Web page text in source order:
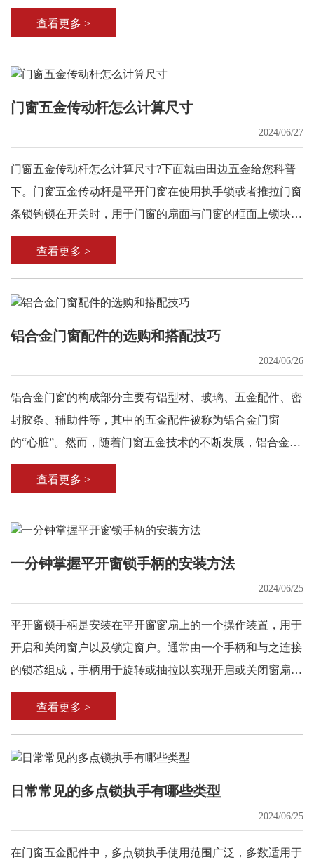
为提升推拉窗的核心部件，其选择直接影响着窗户的使用体
验和寿命。
查看更多 >
门窗五金传动杆怎么计算尺寸
2024/06/27
门窗五金传动杆怎么计算尺寸?下面就由田边五金给您科普
下。门窗五金传动杆是平开门窗在使用执手锁或者推拉门窗
条锁钩锁在开关时，用于门窗的扇面与门窗的框面上锁块之
间的固定。
查看更多 >
铝合金门窗配件的选购和搭配技巧
2024/06/26
铝合金门窗的构成部分主要有铝型材、玻璃、五金配件、密
封胶条、辅助件等，其中的五金配件被称为铝合金门窗
的“心脏”。然而，随着门窗五金技术的不断发展，铝合金门
窗配件的品质和工艺也越来越高，但这并不代表五金配件可
以乱选。
查看更多 >
一分钟掌握平开窗锁手柄的安装方法
2024/06/25
平开窗锁手柄是安装在平开窗窗扇上的一个操作装置，用于
开启和关闭窗户以及锁定窗户。通常由一个手柄和与之连接
的锁芯组成，手柄用于旋转或抽拉以实现开启或关闭窗扇的
功能，锁芯则用于锁定窗扇与窗框的位置，确保窗户在关闭
状态下安全固定。
查看更多 >
日常常见的多点锁执手有哪些类型
2024/06/25
在门窗五金配件中，多点锁执手使用范围广泛，多数适用于